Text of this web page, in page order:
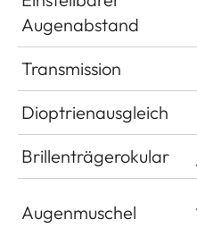
Augenabstand
Transmission
Dioptrienausgleich
Brillenträgerokular
Augenmuschel